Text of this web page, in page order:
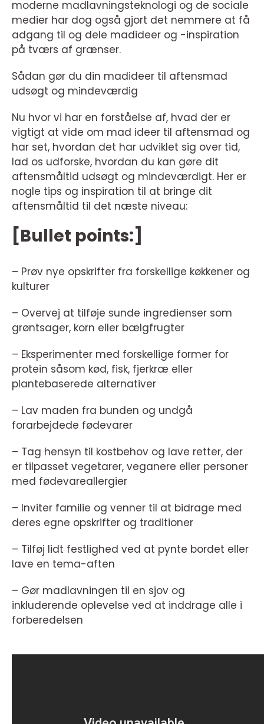
moderne madlavningsteknologi og de sociale
medier har dog også gjort det nemmere at få
adgang til og dele madideer og -inspiration
på tværs af grænser.
Sådan gør du din madideer til aftensmad
udsøgt og mindeværdig
Nu hvor vi har en forståelse af, hvad der er
vigtigt at vide om mad ideer til aftensmad og
har set, hvordan det har udviklet sig over tid,
lad os udforske, hvordan du kan gøre dit
aftensmåltid udsøgt og mindeværdigt. Her er
nogle tips og inspiration til at bringe dit
aftensmåltid til det næste niveau:
[Bullet points:]
– Prøv nye opskrifter fra forskellige køkkener og
kulturer
– Overvej at tilføje sunde ingredienser som
grøntsager, korn eller bælgfrugter
– Eksperimenter med forskellige former for
protein såsom kød, fisk, fjerkræ eller
plantebaserede alternativer
– Lav maden fra bunden og undgå
forarbejdede fødevarer
– Tag hensyn til kostbehov og lave retter, der
er tilpasset vegetarer, veganere eller personer
med fødevareallergier
– Inviter familie og venner til at bidrage med
deres egne opskrifter og traditioner
– Tilføj lidt festlighed ved at pynte bordet eller
lave en tema-aften
– Gør madlavningen til en sjov og
inkluderende oplevelse ved at inddrage alle i
forberedelsen